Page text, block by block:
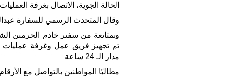
الحالة الجوية، الاتصال بغرفة
وقال المتحدث الرسمي للسفارة
وبمتابعة من سفير خادم الحرمين
تم تجهيز فريق عمل وغرفة عمليات
مدار الـ 24 ساعة
مطالبًا المواطنين بالتواصل مع